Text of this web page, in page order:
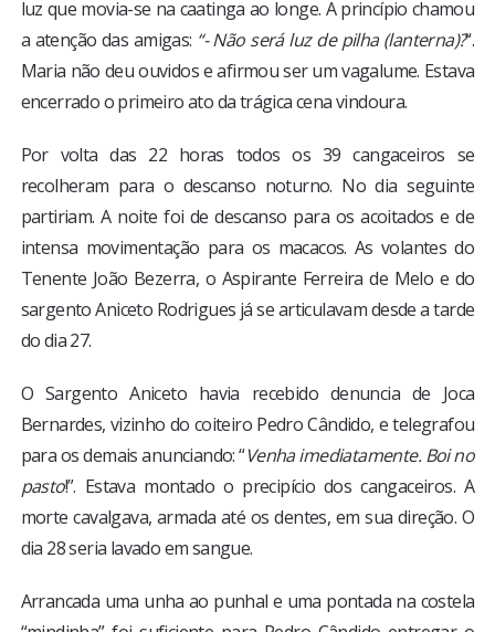
luz que movia-se na caatinga ao longe. A princípio chamou
a atenção das amigas: “- Não será luz de pilha (lanterna)?“.
Maria não deu ouvidos e afirmou ser um vagalume. Estava
encerrado o primeiro ato da trágica cena vindoura.
Por volta das 22 horas todos os 39 cangaceiros se
recolheram para o descanso noturno. No dia seguinte
partiriam. A noite foi de descanso para os acoitados e de
intensa movimentação para os macacos. As volantes do
Tenente João Bezerra, o Aspirante Ferreira de Melo e do
sargento Aniceto Rodrigues já se articulavam desde a tarde
do dia 27.
O Sargento Aniceto havia recebido denuncia de Joca
Bernardes, vizinho do coiteiro Pedro Cândido, e telegrafou
para os demais anunciando: “Venha imediatamente. Boi no
pasto!”. Estava montado o precipício dos cangaceiros. A
morte cavalgava, armada até os dentes, em sua direção. O
dia 28 seria lavado em sangue.
Arrancada uma unha ao punhal e uma pontada na costela